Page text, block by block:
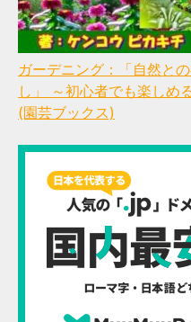
ガーデニング：「自然と
し」 ～初心者でも楽しめ
(園芸ブックス)